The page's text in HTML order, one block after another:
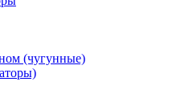
(чугунные)